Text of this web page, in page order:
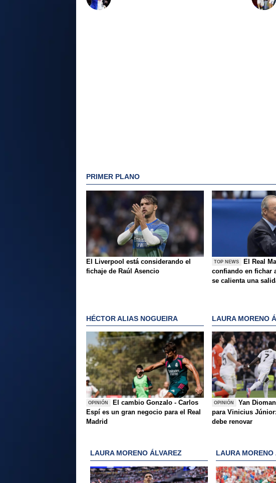
PRIMER PLANO
El Liverpool está considerando el
fichaje de Raúl Asencio
TOP NEWS
El Real
confiando en fichar
se calienta una
HÉCTOR ALIAS NOGUEIRA
OPINIÓN
El cambio Gonzalo - Carlos
Espí es un gran negocio para el Real
Madrid
LAURA MORENO
OPINIÓN
Yan
para Vinicius
debe renovar
LAURA MORENO ÁLVAREZ LAURA MORENO